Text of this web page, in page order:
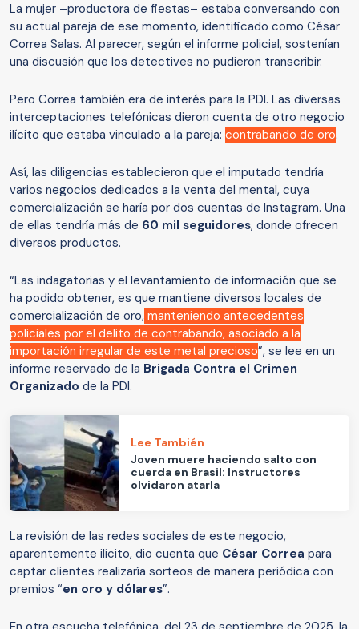
La mujer –productora de fiestas– estaba conversando con
su actual pareja de ese momento, identificado como César
Correa Salas. Al parecer, según el informe policial, sostenían
una discusión que los detectives no pudieron transcribir.
Pero Correa también era de interés para la PDI. Las diversas
interceptaciones telefónicas dieron cuenta de otro negocio
ilícito que estaba vinculado a la pareja: contrabando de oro.
Así, las diligencias establecieron que el imputado tendría
varios negocios dedicados a la venta del mental, cuya
comercialización se haría por dos cuentas de Instagram. Una
de ellas tendría más de 60 mil seguidores, donde ofrecen
diversos productos.
“Las indagatorias y el levantamiento de información que se
ha podido obtener, es que mantiene diversos locales de
comercialización de oro, manteniendo antecedentes
policiales por el delito de contrabando, asociado a la
importación irregular de este metal precioso”, se lee en un
informe reservado de la Brigada Contra el Crimen
Organizado de la PDI.
Lee También
Joven muere haciendo salto con
cuerda en Brasil: Instructores
olvidaron atarla
La revisión de las redes sociales de este negocio,
aparentemente ilícito, dio cuenta que César Correa para
captar clientes realizaría sorteos de manera periódica con
premios “en oro y dólares”.